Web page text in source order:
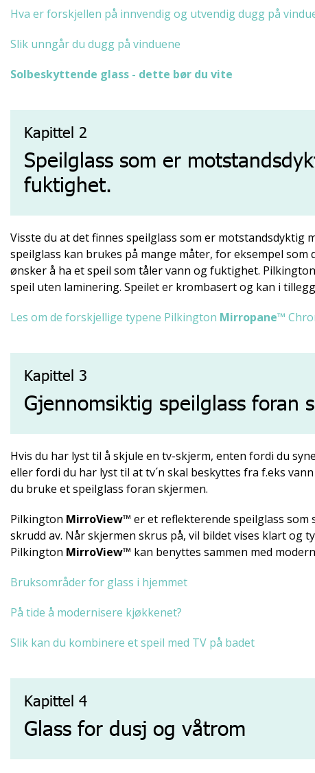
Hva er forskjellen på innvendig og utvendig dugg på
Slik unngår du dugg på vinduene
Solbeskyttende glass - dette bør du vite
Kapittel 2
Speilglass som er
fuktighet.
Visste du at det finnes speilglass som er
speilglass kan brukes på mange måter, for eksempel
ønsker å ha et speil som tåler vann og fuktighet.
speil uten laminering. Speilet er krombasert og kan i
Les om de forskjellige typene Pilkington Mirropane™
Kapittel 3
Gjennomsiktig speilglass foran
Hvis du har lyst til å skjule en tv-skjerm, enten fordi du
eller fordi du har lyst til at tv´n skal beskyttes fra f.eks
du bruke et speilglass foran skjermen.
Pilkington MirroView™ er et reflekterende speilglass
skrudd av. Når skjermen skrus på, vil bildet vises klart og
Pilkington MirroView™ kan benyttes sammen med
Bruksområder for glass i hjemmet
På tide å modernisere kjøkkenet?
Slik kan du kombinere et speil med TV på badet
Kapittel 4
Glass for dusj og våtrom